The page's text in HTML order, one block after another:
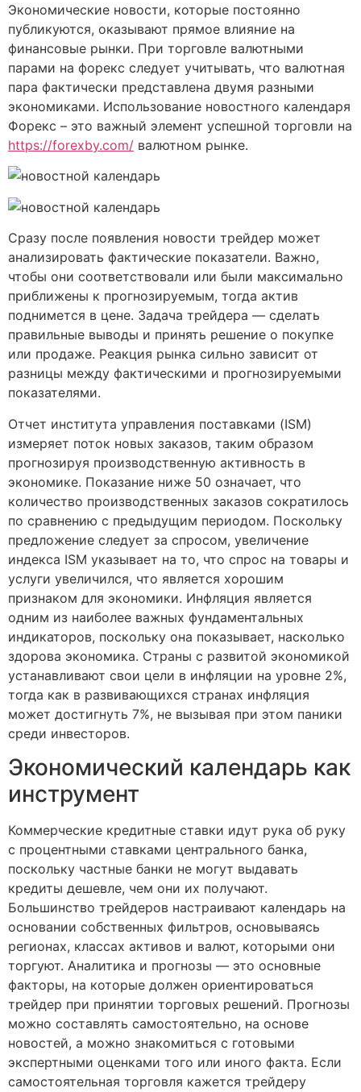
Экономические новости, которые постоянно
публикуются, оказывают прямое влияние на
финансовые рынки. При торговле валютными
парами на форекс следует учитывать, что валютная
пара фактически представлена ​​двумя разными
экономиками. Использование новостного календаря
Форекс – это важный элемент успешной торговли на
https://forexby.com/ валютном рынке.
Сразу после появления новости трейдер может
анализировать фактические показатели. Важно,
чтобы они соответствовали или были максимально
приближены к прогнозируемым, тогда актив
поднимется в цене. Задача трейдера — сделать
правильные выводы и принять решение о покупке
или продаже. Реакция рынка сильно зависит от
разницы между фактическими и прогнозируемыми
показателями.
Отчет института управления поставками (ISM)
измеряет поток новых заказов, таким образом
прогнозируя производственную активность в
экономике. Показание ниже 50 означает, что
количество производственных заказов сократилось
по сравнению с предыдущим периодом. Поскольку
предложение следует за спросом, увеличение
индекса ISM указывает на то, что спрос на товары и
услуги увеличился, что является хорошим
признаком для экономики. Инфляция является
одним из наиболее важных фундаментальных
индикаторов, поскольку она показывает, насколько
здорова экономика. Страны с развитой экономикой
устанавливают свои цели в инфляции на уровне 2%,
тогда как в развивающихся странах инфляция
может достигнуть 7%, не вызывая при этом паники
среди инвесторов.
Экономический календарь как
инструмент
Коммерческие кредитные ставки идут рука об руку
с процентными ставками центрального банка,
поскольку частные банки не могут выдавать
кредиты дешевле, чем они их получают.
Большинство трейдеров настраивают календарь на
основании собственных фильтров, основываясь
регионах, классах активов и валют, которыми они
торгуют. Аналитика и прогнозы — это основные
факторы, на которые должен ориентироваться
трейдер при принятии торговых решений. Прогнозы
можно составлять самостоятельно, на основе
новостей, а можно знакомиться с готовыми
экспертными оценками того или иного факта. Если
самостоятельная торговля кажется трейдеру